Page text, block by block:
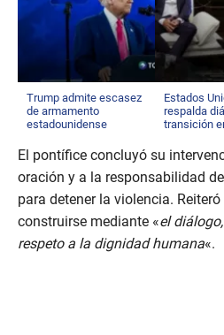
Trump admite escasez
de armamento
estadounidense
Estados
respalda
transición
El pontífice concluyó su
oración y a la responsabilidad
para detener la violencia.
construirse mediante «el
respeto a la dignidad humana«.